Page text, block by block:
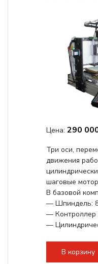
Цена: 290
Три оси,
движения
шаговые
В базовой
— Шпиндель:
— Контроллер
—
В корзину